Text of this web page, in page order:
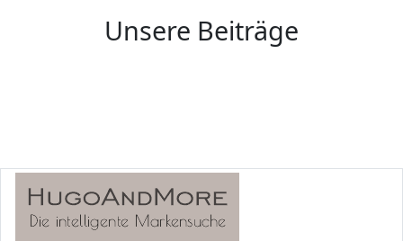
Unsere Beiträge